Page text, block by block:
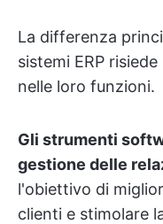
La differenza
sistemi ERP
nelle loro funzioni.
Gli strumenti
gestione delle
l'obiettivo di
clienti e stimolare